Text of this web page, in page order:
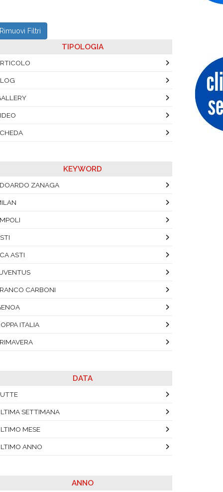
Rimuovi Filtri
TIPOLOGIA
KEYWORD
ZANAGA
ASTI
CARBONI
ITALIA
DATA
SETTIMANA
MESE
ANNO
ANNO